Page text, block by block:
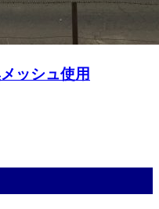
ッシュ使用